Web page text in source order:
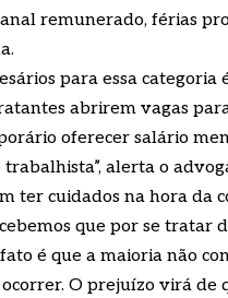
remunerado, férias
para essa categoria
abrirem vagas
oferecer salário
alerta o
ter cuidados na hora da
que por se tratar
é que a maioria não
O prejuízo virá de